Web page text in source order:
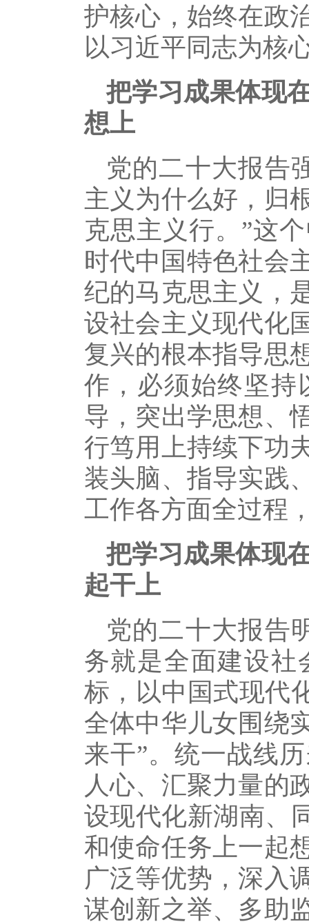
护核心，始终在政
以习近平同志为核
把学习成果体现
想上
党的二十大报告
主义为什么好，归
克思主义行。”这
时代中国特色社会
纪的马克思主义，
设社会主义现代化
复兴的根本指导思
作，必须始终坚持
导，突出学思想、
行笃用上持续下功
装头脑、指导实践
工作各方面全过程
把学习成果体现
起干上
党的二十大报告
务就是全面建设社
标，以中国式现代
全体中华儿女围绕
来干”。统一战线
人心、汇聚力量的
设现代化新湖南、
和使命任务上一起
广泛等优势，深入
谋创新之举、多助